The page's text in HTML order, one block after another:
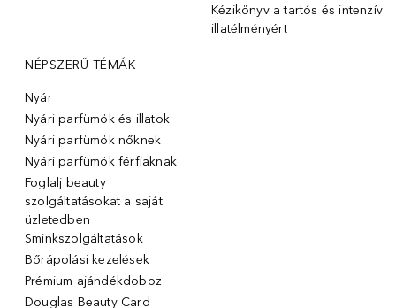
Kézikönyv a tartós és intenzív
illatélményért
NÉPSZERŰ TÉMÁK
Nyár
Nyári parfümök és illatok
Nyári parfümök nőknek
Nyári parfümök férfiaknak
Foglalj beauty
szolgáltatásokat a saját
üzletedben
Sminkszolgáltatások
Bőrápolási kezelések
Prémium ajándékdoboz
Douglas Beauty Card